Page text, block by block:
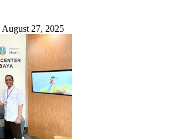
August 27, 2025